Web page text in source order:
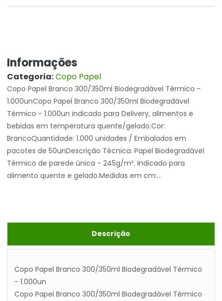
Informações
Categoria:Copo Papel
Copo Papel Branco 300/350ml Biodegradável Térmico -
1.000unCopo Papel Branco 300/350ml Biodegradável
Térmico - 1.000un indicado para Delivery, alimentos e
bebidas em temperatura quente/gelado.Cor:
BrancoQuantidade: 1.000 unidades / Embalados em
pacotes de 50unDescrição Técnica: Papel Biodegradável
Térmico de parede única - 245g/m². Indicado para
alimento quente e gelado.Medidas em cm:...
Descrição
Copo Papel Branco 300/350ml Biodegradável Térmico
- 1.000un
Copo Papel Branco 300/350ml Biodegradável Térmico